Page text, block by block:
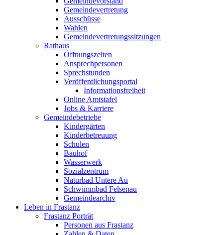
Gemeindevertretung
Ausschüsse
Wahlen
Gemeindevertretungssitzungen
Rathaus
Öffnungszeiten
Ansprechpersonen
Sprechstunden
Veröffentlichungsportal
Informationsfreiheit
Online Amtstafel
Jobs & Karriere
Gemeindebetriebe
Kindergärten
Kinderbetreuung
Schulen
Bauhof
Wasserwerk
Sozialzentrum
Naturbad Untere Au
Schwimmbad Felsenau
Gemeindearchiv
Leben in Frastanz
Frastanz Porträt
Personen aus Frastanz